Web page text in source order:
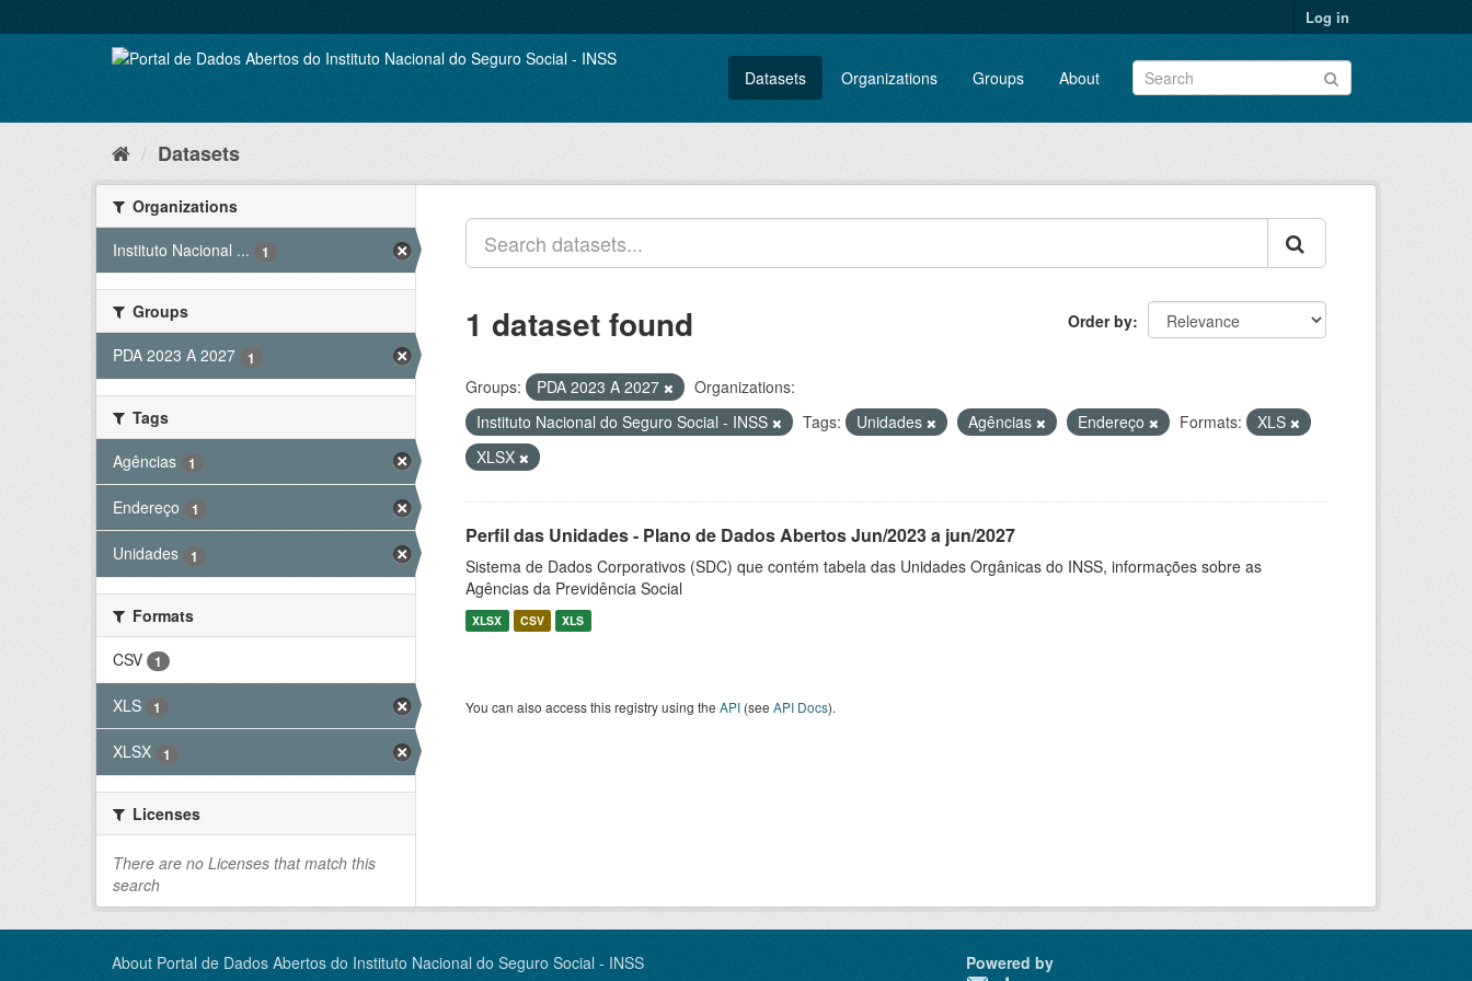
to
Log in
Datasets Organizations Groups About
Datasets
Organizations
Instituto Nacional ...
1
Groups
PDA 2023 A 2027
1
Tags
Agências
1
Endereço 1
Unidades 1
Formats
CSV
1
XLS 1
XLSX 1
Licenses
There are no Licenses that match this
search
Order by
1 dataset found
Groups: PDA 2023 A 2027
Organizations:
Instituto Nacional do Seguro Social - INSS
Tags: Unidades Agências Endereço Formats:
XLS
XLSX
Perfil das Unidades - Plano de Dados Abertos Jun/2023 a jun/2027
Sistema de Dados Corporativos (SDC) que contém tabela das Unidades Orgânicas do INSS, informações sobre as
Agências da Previdência Social
XLSX CSV XLS
You can also access this registry using the API (see API Docs).
About Portal de Dados Abertos do Instituto Nacional do Seguro Social - INSS
Powered by